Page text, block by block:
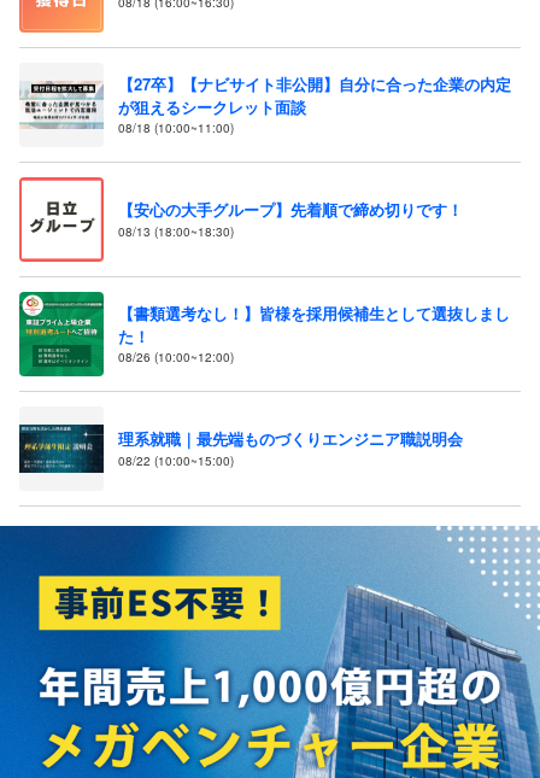
【27卒】【ナビサイト非公開】自分に合った企業の内定
が狙えるシークレット面談
08/18 (10:00~11:00)
【安心の大手グループ】先着順で締め切りです！
08/13 (18:00~18:30)
【書類選考なし！】皆様を採用候補生として選抜しまし
た！
08/26 (10:00~12:00)
理系就職｜最先端ものづくりエンジニア職説明会
08/22 (10:00~15:00)